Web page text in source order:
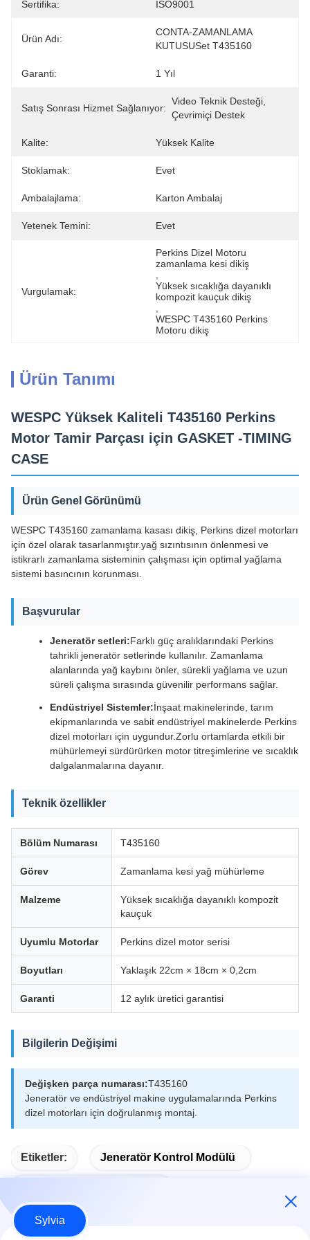
Sertifika: ISO9001
Ürün Adı:
CONTA-ZAMANLAMA
KUTUSUSet T435160
Garanti: 1 Yıl
Satış Sonrası Hizmet Sağlanıyor:
Video Teknik Desteği,
Çevrimiçi Destek
Kalite: Yüksek Kalite
Stoklamak: Evet
Ambalajlama: Karton Ambalaj
Yetenek Temini: Evet
Vurgulamak:
Perkins Dizel Motoru
zamanlama kesi dikiş
Yüksek sıcaklığa dayanıklı
kompozit kauçuk dikiş
WESPC T435160 Perkins
Motoru dikiş
Ürün Tanımı
WESPC Yüksek Kaliteli T435160 Perkins
Motor Tamir Parçası için GASKET -TIMING
CASE
Ürün Genel Görünümü
WESPC T435160 zamanlama kasası dikiş, Perkins dizel motorları
için özel olarak tasarlanmıştır.yağ sızıntısının önlenmesi ve
istikrarlı zamanlama sisteminin çalışması için optimal yağlama
sistemi basıncının korunması.
Başvurular
Jeneratör setleri:Farklı güç aralıklarındaki Perkins
tahrikli jeneratör setlerinde kullanılır. Zamanlama
alanlarında yağ kaybını önler, sürekli yağlama ve uzun
süreli çalışma sırasında güvenilir performans sağlar.
Endüstriyel Sistemler:İnşaat makinelerinde, tarım
ekipmanlarında ve sabit endüstriyel makinelerde Perkins
dizel motorları için uygundur.Zorlu ortamlarda etkili bir
mühürlemeyi sürdürürken motor titreşimlerine ve sıcaklık
dalgalanmalarına dayanır.
Teknik özellikler
Bölüm Numarası T435160
Görev Zamanlama kesi yağ mühürleme
Malzeme
Yüksek sıcaklığa dayanıklı kompozit
kauçuk
Uyumlu Motorlar Perkins dizel motor serisi
Boyutları Yaklaşık 22cm × 18cm × 0,2cm
Garanti 12 aylık üretici garantisi
Bilgilerin Değişimi
Değişken parça numarası:T435160
Jeneratör ve endüstriyel makine uygulamalarında Perkins
dizel motorları için doğrulanmış montaj.
Etiketler: Jeneratör Kontrol Modülü
Sylvia